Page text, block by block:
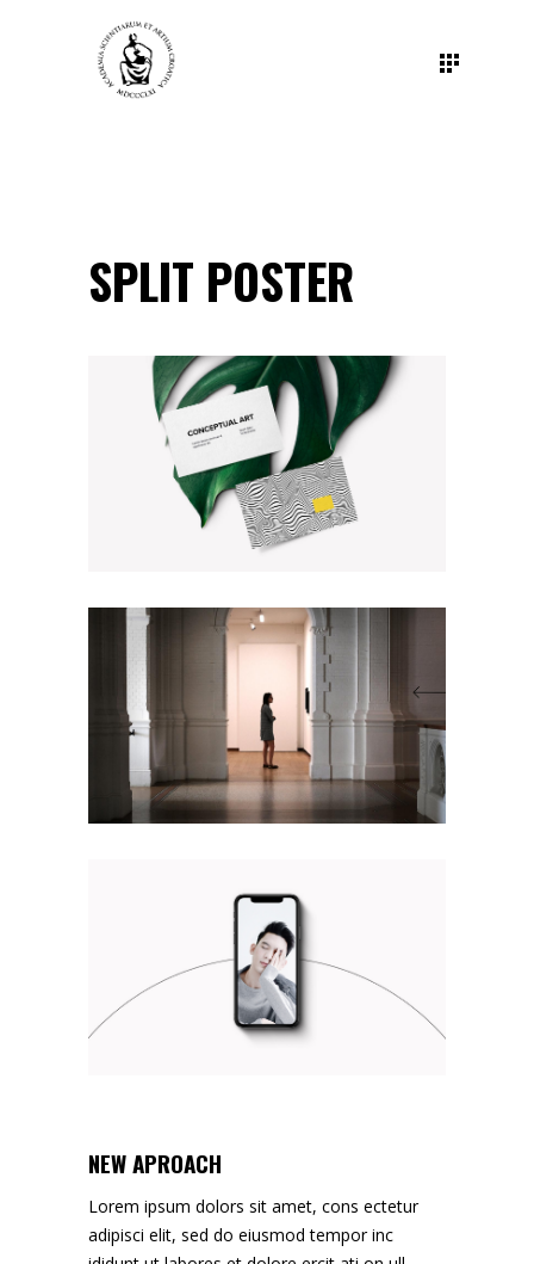
SPLIT POSTER
NEW APROACH
Lorem ipsum dolors sit amet, cons ectetur
adipisci elit, sed do eiusmod tempor inc